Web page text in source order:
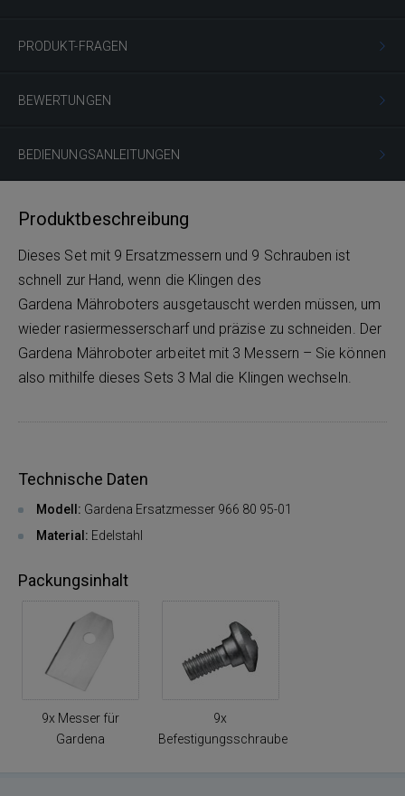
PRODUKT-FRAGEN
BEWERTUNGEN
BEDIENUNGSANLEITUNGEN
Produktbeschreibung
Dieses Set mit 9 Ersatzmessern und 9 Schrauben ist
schnell zur Hand, wenn die Klingen des
Gardena Mähroboters ausgetauscht werden müssen, um
wieder rasiermesserscharf und präzise zu schneiden. Der
Gardena Mähroboter arbeitet mit 3 Messern – Sie können
also mithilfe dieses Sets 3 Mal die Klingen wechseln.
Technische Daten
Modell: Gardena Ersatzmesser 966 80 95-01
Material: Edelstahl
Packungsinhalt
9x Messer für
Gardena
9x
Befestigungsschraube